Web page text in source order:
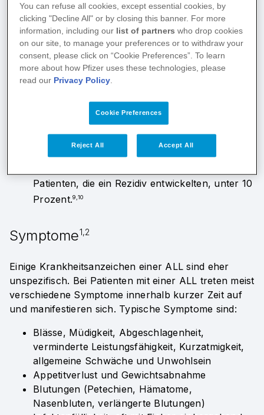
Erwachsene über 80 Jahren (2,3/100.000).
Insgesamt sind Männer etwas häufiger
betroffen als Frauen. 1,2
Die 5-Jahres-Überlebensrate einer de novo
ALL liegt bei 35–50 %.3,4,5,6,7
10–20 Prozent der Patienten mit de novo ALL
von 40–50 Prozent ein Rezidiv.
Das Rezidivrisiko ist in den ersten beiden
Jahren nach Erreichen einer kompletten
Remission am höchsten. In verschiedenen
Patienten, die ein Rezidiv entwickelten, unter 10
Prozent.9,10
Symptome1,2
Einige Krankheitsanzeichen einer ALL sind eher
unspezifisch. Bei Patienten mit einer ALL treten meist
verschiedene Symptome innerhalb kurzer Zeit auf
und manifestieren sich. Typische Symptome sind:
Blässe, Müdigkeit, Abgeschlagenheit,
verminderte Leistungsfähigkeit, Kurzatmigkeit,
allgemeine Schwäche und Unwohlsein
Appetitverlust und Gewichtsabnahme
Blutungen (Petechien, Hämatome,
Nasenbluten, verlängerte Blutungen)
You can refuse all cookies, except essential cookies, by
clicking "Decline All" or by closing this banner. For more
information, including our list of partners who drop cookies
on our site, to manage your preferences or to withdraw your
consent, please click on “Cookie Preferences”. To learn
more about how Pfizer uses these technologies, please
read our Privacy Policy.
Cookie Preferences
Reject All Accept All